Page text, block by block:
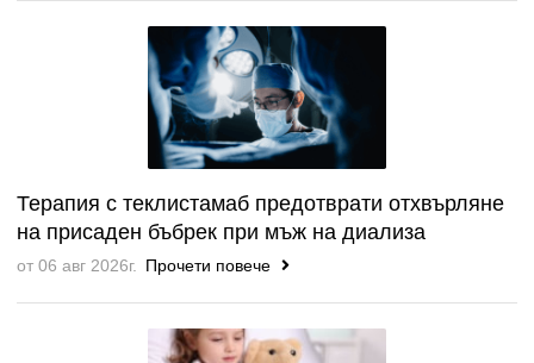
Терапия с теклистамаб предотврати отхвърляне
на присаден бъбрек при мъж на диализа
от 06 авг 2026г. Прочети повече